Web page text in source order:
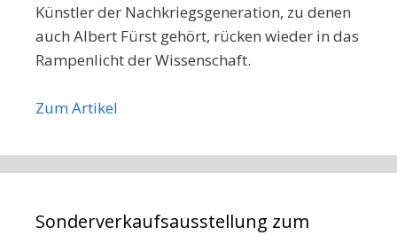
Künstler der Nachkriegsgeneration, zu denen
auch Albert Fürst gehört, rücken wieder in das
Rampenlicht der Wissenschaft.
Zum Artikel
Sonderverkaufsausstellung zum